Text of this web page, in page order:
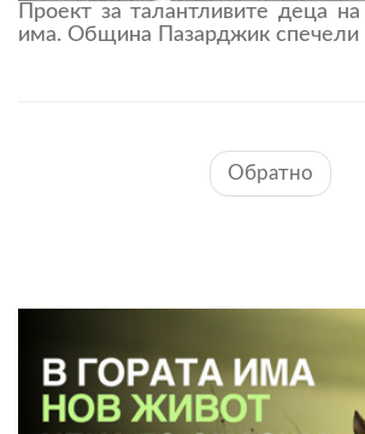
Проект за талантливите деца
има. Община Пазарджик спечели
Обратно